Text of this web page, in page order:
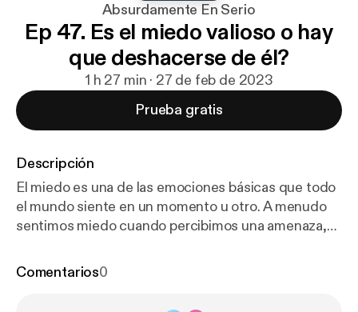
Absurdamente En Serio
Ep 47. Es el miedo valioso o hay
que deshacerse de él?
1 h 27 min · 27 de feb de 2023
Prueba gratis
Descripción
El miedo es una de las emociones básicas que todo
el mundo siente en un momento u otro. A menudo
sentimos miedo cuando percibimos una amenaza,
como forma de generar dinero, otros para sobrevivir
Comentarios0